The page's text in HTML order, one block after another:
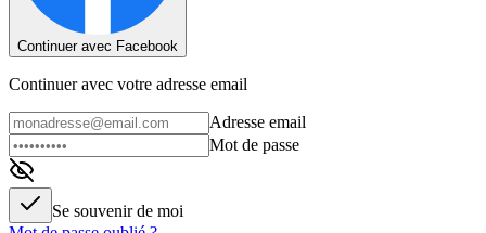
Continuer avec Facebook
Continuer avec votre adresse email
Adresse email
Mot de passe
Se souvenir de moi